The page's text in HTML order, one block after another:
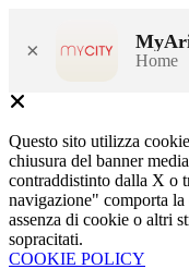
× Home
Questo sito utilizza
chiusura del banner
contraddistinto dalla X o
navigazione" comporta
assenza di cookie o altri
sopracitati.
COOKIE POLICY